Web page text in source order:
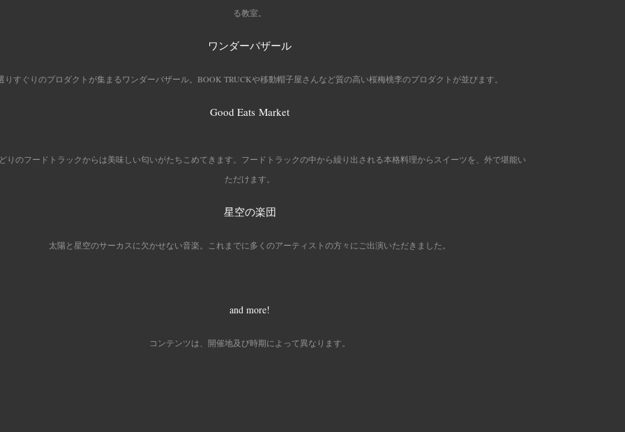
る教室。
ワンダーバザール
りすぐりのプロダクトが集まるワンダーバザール。BOOK TRUCKや移動帽子屋さんなど質の高い桜梅桃李のプロダクトが並びます。
Good EatsMarket
りのフードトラックからは美味しい匂いがたちこめてきます。フードトラックの中から繰り出される本格料理からスイーツを、外で堪能い
ただけます。
星空の楽団
太陽と星空のサーカスに欠かせない音楽。これまでに多くのアーティストの方々にご出演いただきました。
and more!
コンテンツは、開催地及び時期によって異なります。